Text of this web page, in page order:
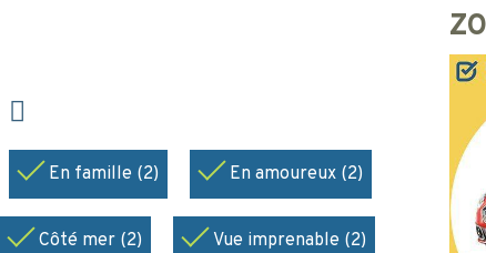
En famille (2) En amoureux (2)
Côté mer (2) Vue imprenable (2)